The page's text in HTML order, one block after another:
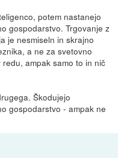
potem nastanejo
gospodarstvo. Trgovanje z
je nesmiseln in skrajno
a ne za svetovno
ampak samo to in nič
Škodujejo
gospodarstvo - ampak ne